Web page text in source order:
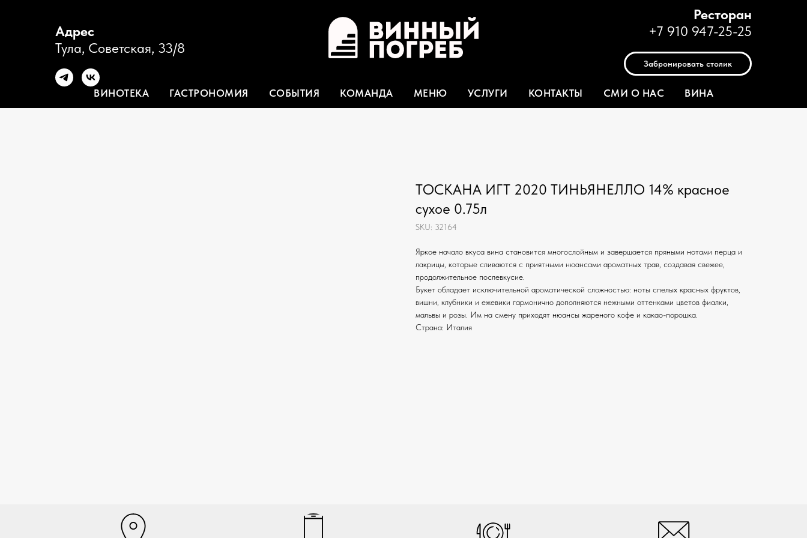
Адрес
Тула, Советская, 33/8
Ресторан
+7 910 947-25-25
Забронировать столик
ВИНОТЕКА ГАСТРОНОМИЯ СОБЫТИЯ КОМАНДА МЕНЮ УСЛУГИ КОНТАКТЫ СМИ О НАС ВИНА
ТОСКАНА ИГТ 2020 ТИНЬЯНЕЛЛО 14% красное
сухое 0.75л
SKU: 32164
Яркое начало вкуса вина становится многослойным и завершается пряными нотами перца и
лакрицы, которые сливаются с приятными нюансами ароматных трав, создавая свежее,
продолжительное послевкусие.
Букет обладает исключительной ароматической сложностью: ноты спелых красных фруктов,
вишни, клубники и ежевики гармонично дополняются нежными оттенками цветов фиалки,
мальвы и розы. Им на смену приходят нюансы жареного кофе и какао-порошка.
Страна: Италия